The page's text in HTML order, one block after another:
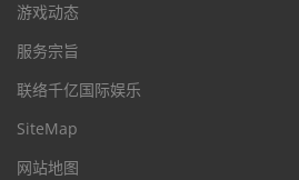
游戏动态
服务宗旨
联络千亿国际娱乐
SiteMap
网站地图